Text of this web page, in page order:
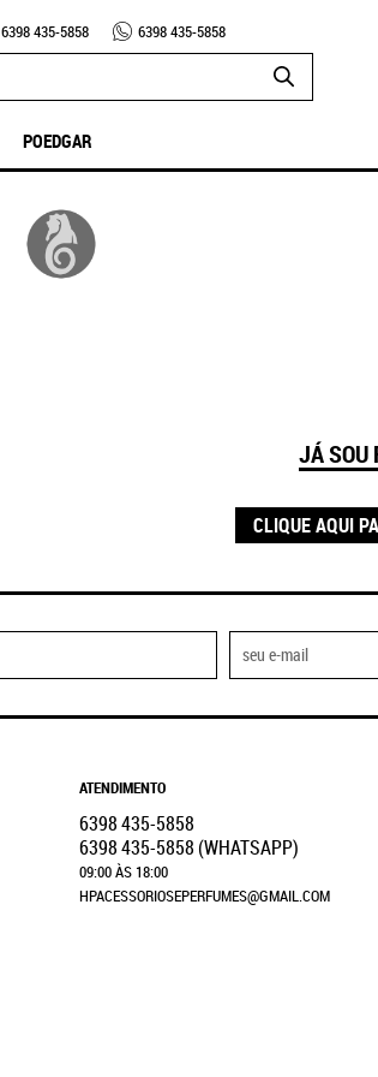
6398435-5858 6398435-5858
POEDGAR
JÁ SOU
CLIQUE AQUI
ATENDIMENTO
6398435-5858
6398435-5858 (WHATSAPP)
09:00 ÀS 18:00
HPACESSORIOSEPERFUMES@GMAIL.COM